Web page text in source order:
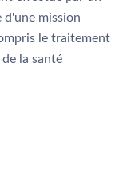
d'une mission
le traitement
la santé